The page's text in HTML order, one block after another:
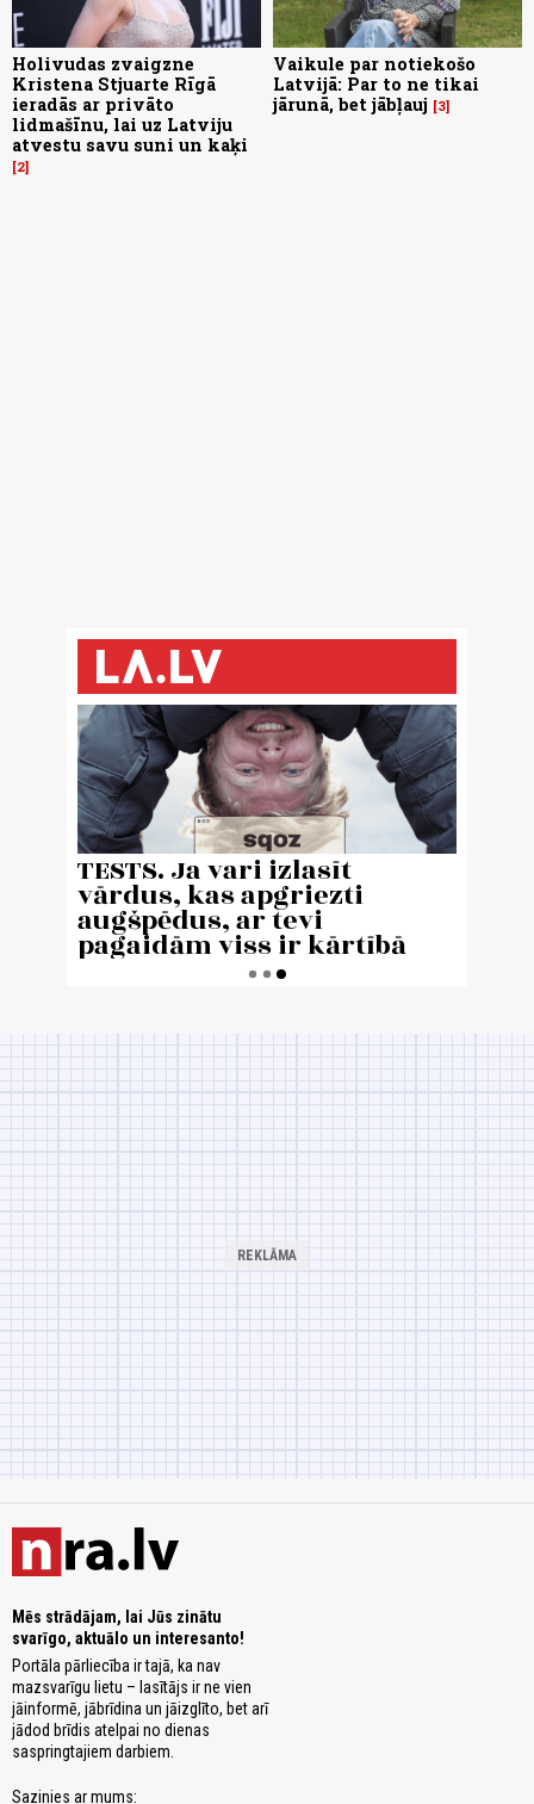
Holivudas zvaigzne
Kristena Stjuarte Rīgā
ieradās ar privāto
lidmašīnu, lai uz Latviju
atvestu savu suni un kaķi
2
Vaikule par notiekošo
Latvijā: Par to ne tikai
jārunā, bet jābļauj
3
Mēs strādājam, lai Jūs zinātu
svarīgo, aktuālo un interesanto!
Portāla pārliecība ir tajā, ka nav
mazsvarīgu lietu – lasītājs ir ne vien
jāinformē, jābrīdina un jāizglīto, bet arī
jādod brīdis atelpai no dienas
saspringtajiem darbiem.
Sazinies ar mums: